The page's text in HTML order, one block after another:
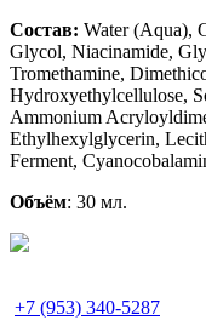
Состав: Water (Aqua),
Glycol, Niacinamide,
Tromethamine,
Hydroxyethylcellulose,
Ammonium
Ethylhexylglycerin,
Ferment,
Объём: 30 мл.
+7 (953) 340-5287